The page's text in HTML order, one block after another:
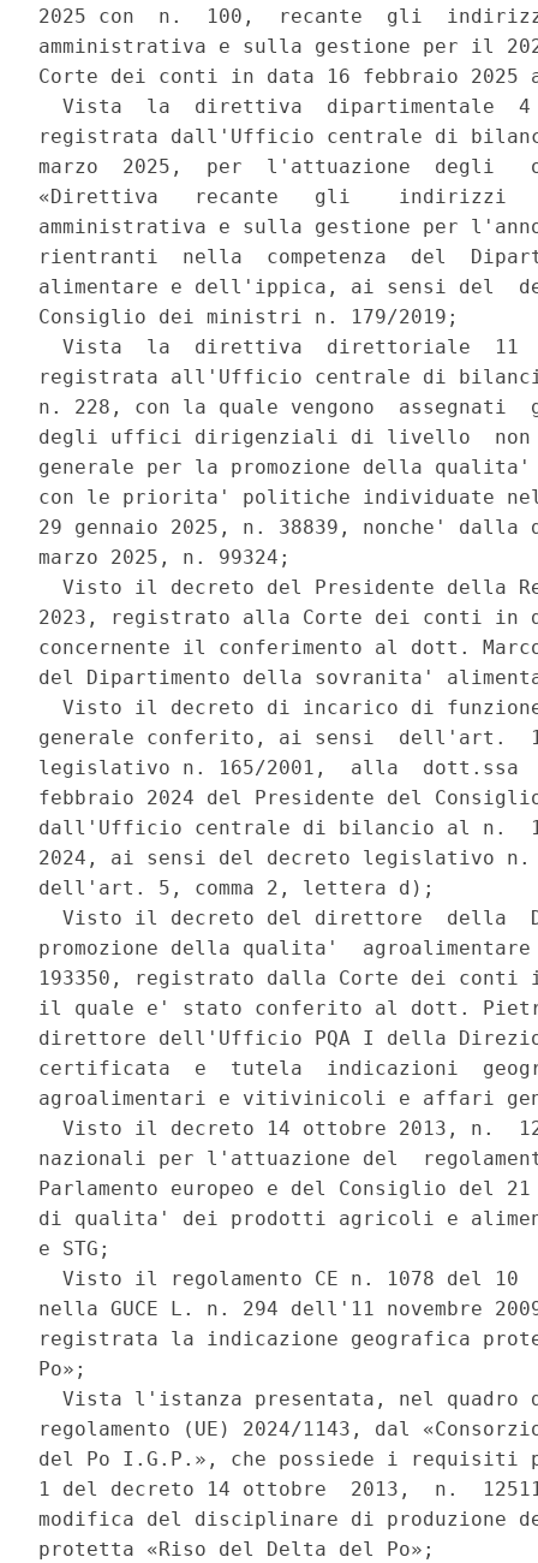
2025 con  n.  100,  recante  gli
amministrativa e sulla gestione per il
Corte dei conti in data 16 febbraio
Vista  la  direttiva  dipartimentale
registrata dall'Ufficio centrale di
marzo  2025,  per  l'attuazione
«Direttiva   recante   gli    indirizzi
amministrativa e sulla gestione per
rientranti  nella  competenza  del
alimentare e dell'ippica, ai sensi del
Consiglio dei ministri n. 179/2019;
Vista  la  direttiva  direttoriale  11
registrata all'Ufficio centrale di bilancio
n. 228, con la quale vengono
degli uffici dirigenziali di livello  non
generale per la promozione della qualita'
con le priorita' politiche individuate
29 gennaio 2025, n. 38839, nonche'
marzo 2025, n. 99324;
Visto il decreto del Presidente della
2023, registrato alla Corte dei conti in
concernente il conferimento al dott.
del Dipartimento della sovranita'
Visto il decreto di incarico di
generale conferito, ai sensi  dell'art.
legislativo n. 165/2001,  alla  dott.ssa
febbraio 2024 del Presidente del
dall'Ufficio centrale di bilancio al n.
2024, ai sensi del decreto legislativo n.
dell'art. 5, comma 2, lettera d);
Visto il decreto del direttore  della
promozione della qualita'
193350, registrato dalla Corte dei conti
il quale e' stato conferito al dott.
direttore dell'Ufficio PQA I della
certificata  e  tutela  indicazioni
agroalimentari e vitivinicoli e affari
Visto il decreto 14 ottobre 2013, n.
nazionali per l'attuazione del
Parlamento europeo e del Consiglio del
di qualita' dei prodotti agricoli e
e STG;
Visto il regolamento CE n. 1078 del 10
nella GUCE L. n. 294 dell'11 novembre
registrata la indicazione geografica
Po»;
Vista l'istanza presentata, nel quadro
regolamento (UE) 2024/1143, dal
del Po I.G.P.», che possiede i requisiti
1 del decreto 14 ottobre  2013,  n.
modifica del disciplinare di produzione
protetta «Riso del Delta del Po»;